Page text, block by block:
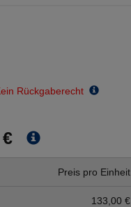
Rückgaberecht
Preis pro Einheit
133,00 €